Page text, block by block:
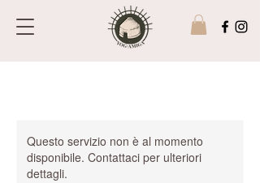
Questo servizio non è al momento
disponibile. Contattaci per ulteriori
dettagli.